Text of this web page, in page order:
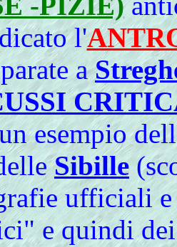
l'
a
esempio
Sibille
ufficiali e
e quindi